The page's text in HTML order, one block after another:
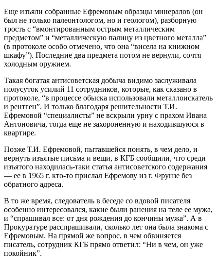
Еще изъяли собранные Ефремовым образцы минералов (он
был не только палеонтологом, но и геологом), разборную
трость с “вмонтированным острым металлическим
предметом” и “металлическую палицу из цветного металла”
(в протоколе особо отмечено, что она “висела на книжном
шкафу”). Последние два предмета потом не вернули, сочтя
холодным оружием.
Такая богатая антисоветская добыча видимо заслуживала
полусуток усилий 11 сотрудников, которые, как сказано в
протоколе, “в процессе обыска использовали металлоискатель
и рентген”. И только благодаря решительности Т.И.
Ефремовой “специалисты” не вскрыли урну с прахом Ивана
Антоновича, тогда еще не захороненную и находившуюся в
квартире.
Позже Т.И. Ефремовой, пытавшейся понять, в чем дело, и
вернуть изъятые письма и вещи, в КГБ сообщили, что среди
изъятого находилась-таки статья антисоветского содержания
— ее в 1965 г. кто-то прислал Ефремову из г. Фрунзе без
обратного адреса.
В то же время, следователь в беседе со вдовой писателя
особенно интересовался, какие были ранения на теле ее мужа,
и “спрашивал все: от дня рождения до кончины мужа”. А в
Прокуратуре расспрашивали, сколько лет она была знакома с
Ефремовым. На прямой же вопрос, в чем обвиняется
писатель, сотрудник КГБ прямо ответил: “Ни в чем, он уже
покойник”.